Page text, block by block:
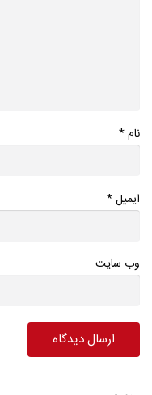
نام*
ایمیل*
وب سایت